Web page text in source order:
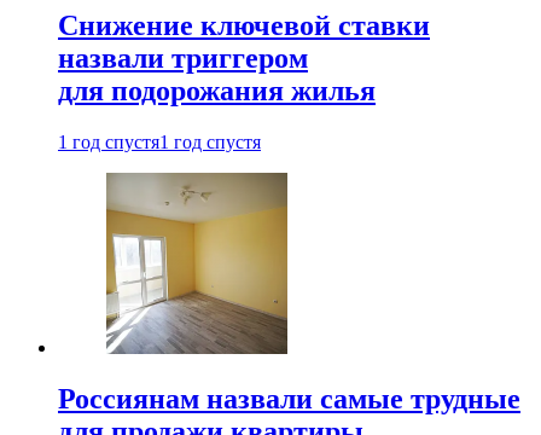
Снижение ключевой ставки
назвали триггером
для подорожания жилья
1 год спустя1 год спустя
Россиянам назвали самые трудные